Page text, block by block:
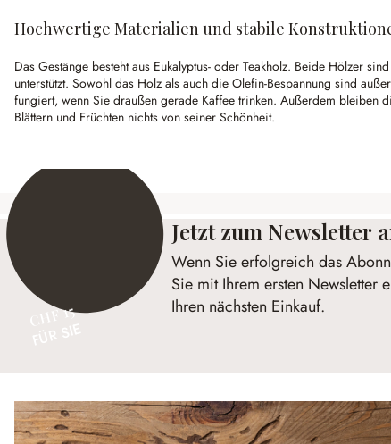
Hochwertige Materialien und stabile
Das Gestänge besteht aus Eukalyptus- oder Teakholz. Beide Hölzer
unterstützt. Sowohl das Holz als auch die Olefin-Bespannung sind
fungiert, wenn Sie draußen gerade Kaffee trinken. Außerdem bleiben
Blättern und Früchten nichts von seiner Schönheit.
CHF 15
Jetzt zum Newsletter
Wenn Sie erfolgreich das
Sie mit Ihrem ersten Newsletter
Ihren nächsten Einkauf.